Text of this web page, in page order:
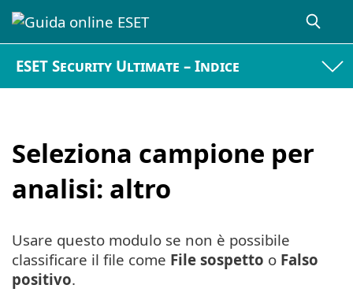
ESET Security Ultimate – Indice
Seleziona campione per
analisi: altro
Usare questo modulo se non è possibile
classificare il file come File sospetto o Falso
positivo.